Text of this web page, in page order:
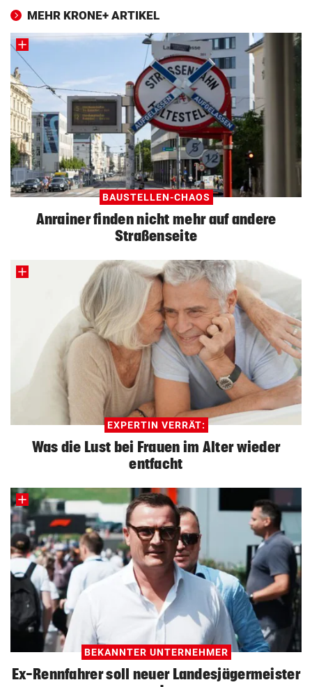
MEHR KRONE+ ARTIKEL
BAUSTELLEN-CHAOS
Anrainer finden nicht mehr auf andere
Straßenseite
EXPERTIN VERRÄT:
Was die Lust bei Frauen im Alter wieder
entfacht
BEKANNTER UNTERNEHMER
Ex-Rennfahrer soll neuer Landesjägermeister